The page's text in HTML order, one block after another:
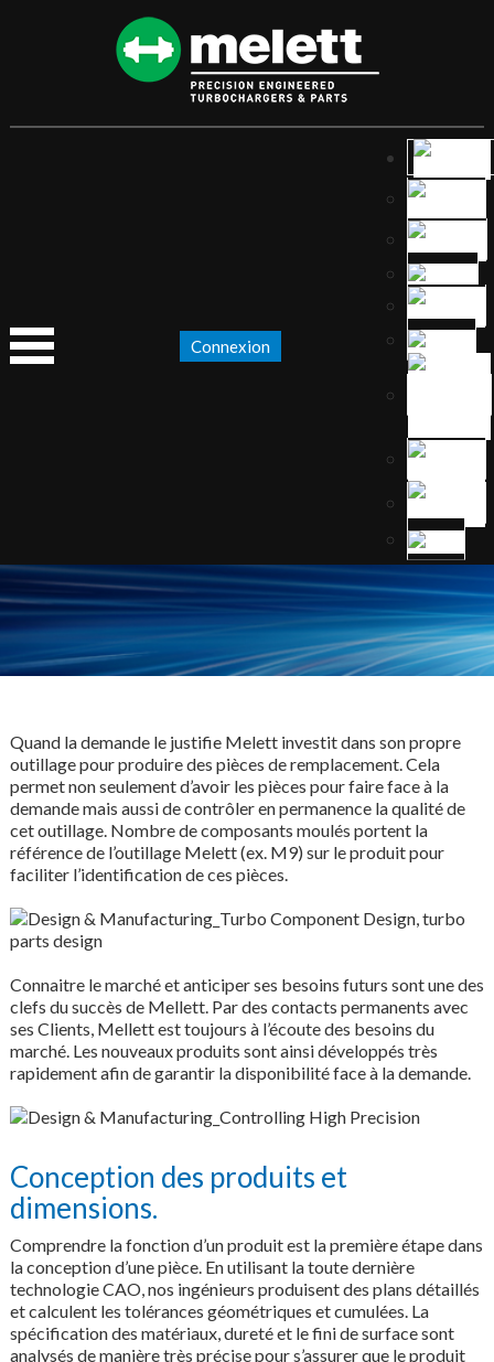
Connexion
Quand la demande le justifie Melett investit dans son propre
outillage pour produire des pièces de remplacement. Cela
permet non seulement d’avoir les pièces pour faire face à la
demande mais aussi de contrôler en permanence la qualité de
cet outillage. Nombre de composants moulés portent la
référence de l’outillage Melett (ex. M9) sur le produit pour
faciliter l’identification de ces pièces.
Connaitre le marché et anticiper ses besoins futurs sont une des
clefs du succès de Mellett. Par des contacts permanents avec
ses Clients, Mellett est toujours à l’écoute des besoins du
marché. Les nouveaux produits sont ainsi développés très
rapidement afin de garantir la disponibilité face à la demande.
Conception des produits et
dimensions.
Comprendre la fonction d’un produit est la première étape dans
la conception d’une pièce. En utilisant la toute dernière
technologie CAO, nos ingénieurs produisent des plans détaillés
et calculent les tolérances géométriques et cumulées. La
spécification des matériaux, dureté et le fini de surface sont
analysés de manière très précise pour s’assurer que le produit